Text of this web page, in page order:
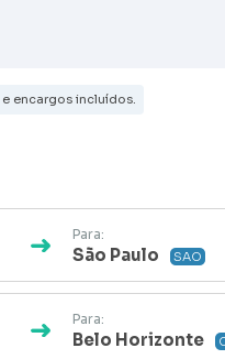
encargos incluídos.
Para:
São Paulo SAO
Para:
Belo Horizonte